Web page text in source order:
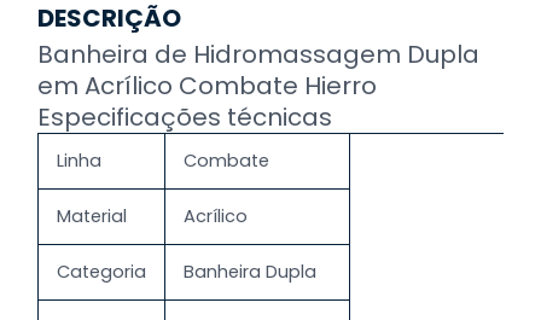
DESCRIÇÃO
Banheira de Hidromassagem Dupla
em Acrílico Combate Hierro
Especificações técnicas
Linha Combate
Material Acrílico
Categoria Banheira Dupla